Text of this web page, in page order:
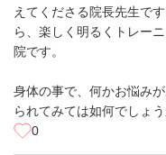
えてくださる院長先生で
ら、楽しく明るくトレー
院です。
身体の事で、何かお悩み
られてみては如何でしょ
0